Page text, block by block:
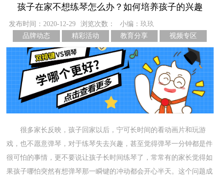
孩子在家不想练琴怎么办？如何培养孩子的兴趣
发布时间：2020-12-29 浏览次数：
小编：玖玖
品牌动态
精彩活动 教育分享 视频专区
很多家长反映，孩子回家以后，宁可长时间的看动画片和玩游
戏，也不愿意弹琴，对于练琴失去兴趣，甚至觉得弹琴一分钟都是件
很可怕的事情，更不要说让孩子长时间练琴了，常常有的家长觉得如
果孩子哪怕突然有想弹琴那一瞬键的冲动都会开心半天。这个问题成